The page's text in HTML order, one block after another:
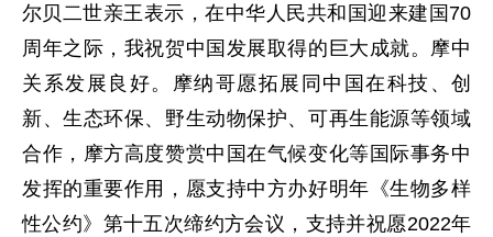
尔贝二世亲王表示，在中华人民共和国迎来建国70
周年之际，我祝贺中国发展取得的巨大成就。摩中
关系发展良好。摩纳哥愿拓展同中国在科技、创
新、生态环保、野生动物保护、可再生能源等领域
合作，摩方高度赞赏中国在气候变化等国际事务中
发挥的重要作用，愿支持中方办好明年《生物多样
性公约》第十五次缔约方会议，支持并祝愿2022年